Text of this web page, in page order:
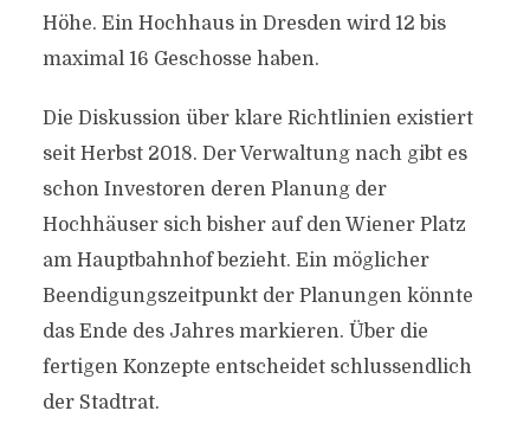
Höhe. Ein Hochhaus in Dresden wird 12 bis
maximal 16 Geschosse haben.
Die Diskussion über klare Richtlinien existiert
seit Herbst 2018. Der Verwaltung nach gibt es
schon Investoren deren Planung der
Hochhäuser sich bisher auf den Wiener Platz
am Hauptbahnhof bezieht. Ein möglicher
Beendigungszeitpunkt der Planungen könnte
das Ende des Jahres markieren. Über die
fertigen Konzepte entscheidet schlussendlich
der Stadtrat.